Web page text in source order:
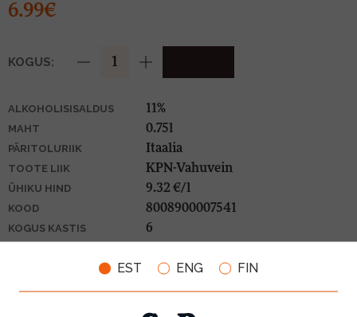
EST ENG FIN
6.99€
KOGUS:
ALKOHOLISISALDUS 11%
MAHT 0.75l
PÄRITOLURIIK Itaalia
TOOTE LIIK KPN-Vahuvein
ÜHIKU HIND 9.32 €/l
KOOD 8008900007541
KOGUS KASTIS 6